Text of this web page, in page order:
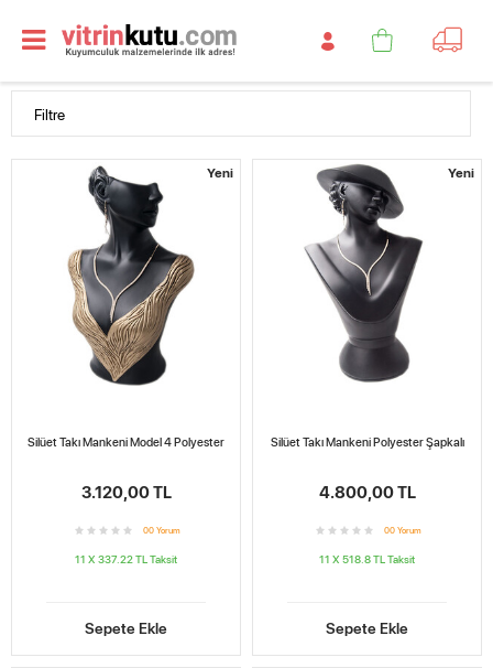
Filtre
Yeni
Silüet Takı Mankeni Model 4 Polyester
3.120,00 TL
00 Yorum
11 X 337.22 TL Taksit
Sepete Ekle
Yeni
Silüet Takı Mankeni Polyester Şapkalı
4.800,00 TL
00 Yorum
11 X 518.8 TL Taksit
Sepete Ekle